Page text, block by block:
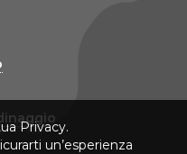
Privacy.
un’esperienza